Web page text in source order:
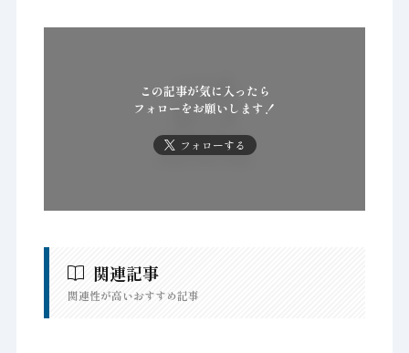
この記事が気に入ったら
フォローをお願いします！
フォローする
関連記事
関連性が高いおすすめ記事